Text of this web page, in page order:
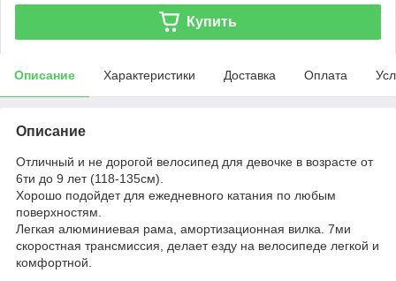
Купить
Описание Характеристики Доставка Оплата
Описание
Отличный и не дорогой велосипед для девочке в возрасте от
6ти до 9 лет (118-135см).
Хорошо подойдет для ежедневного катания по любым
поверхностям.
Легкая алюминиевая рама, амортизационная вилка. 7ми
скоростная трансмиссия, делает езду на велосипеде легкой и
комфортной.